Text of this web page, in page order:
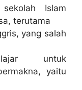
Islam
terutama
yang salah
untuk
yaitu